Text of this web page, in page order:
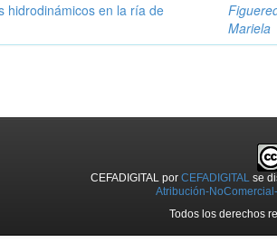
hidrodinámicos en la ría de
Mariela
CEFADIGITAL porCEFADIGITAL se
Atribución-
Todos los derechos